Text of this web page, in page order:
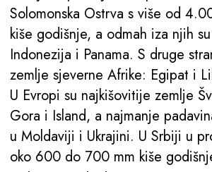
Solomonska Ostrva s više od
kiše godišnje, a odmah iza njih
Indonezija i Panama. S druge
zemlje sjeverne Afrike: Egipat i
U Evropi su najkišovitije zemlje
Gora i Island, a najmanje
u Moldaviji i Ukrajini. U Srbiji u
oko 600 do 700 mm kiše